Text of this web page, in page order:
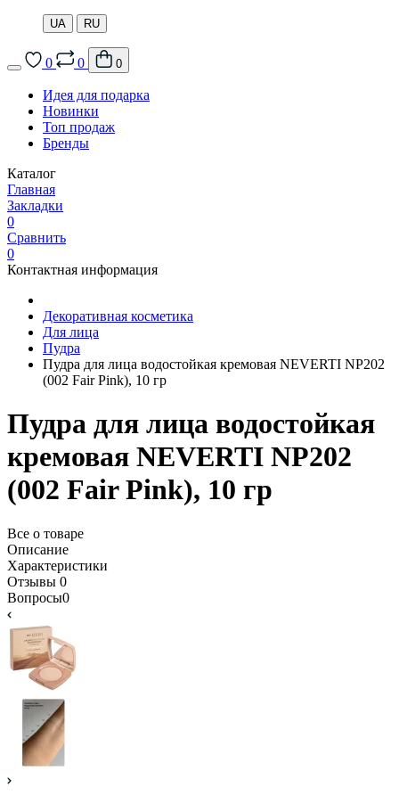
UA RU
0 0 0
Идея для подарка
Новинки
Топ продаж
Бренды
Каталог
Главная
Закладки
0
Сравнить
0
Контактная информация
Декоративная косметика
Для лица
Пудра
Пудра для лица водостойкая кремовая NEVERTI NP202
(002 Fair Pink), 10 гр
Пудра для лица водостойкая
кремовая NEVERTI NP202
(002 Fair Pink), 10 гр
Все о товаре
Описание
Характеристики
Отзывы 0
Вопросы0